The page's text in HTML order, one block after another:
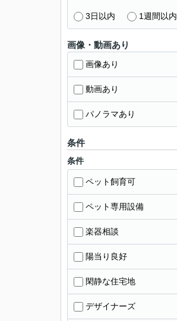
3日以内 1週間以内
画像・動画あり
画像あり
動画あり
パノラマあり
条件
条件
ペット飼育可
ペット専用設備
楽器相談
陽当り良好
閑静な住宅地
デザイナーズ